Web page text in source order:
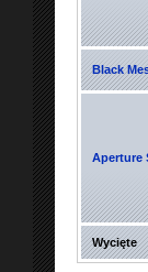
Black
Aperture
Wycięte